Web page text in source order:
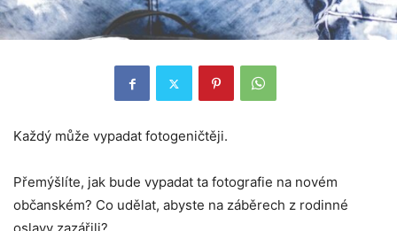
Každý může vypadat fotogeničtěji.
Přemýšlíte, jak bude vypadat ta fotografie na novém
občanském? Co udělat, abyste na záběrech z rodinné